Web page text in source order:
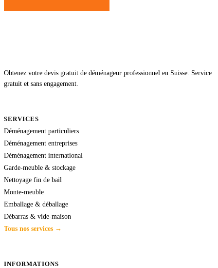
Obtenez votre devis gratuit de déménageur professionnel en Suisse. Service
gratuit et sans engagement.
SERVICES
Déménagement particuliers
Déménagement entreprises
Déménagement international
Garde-meuble & stockage
Nettoyage fin de bail
Monte-meuble
Emballage & déballage
Débarras & vide-maison
Tous nos services →
INFORMATIONS